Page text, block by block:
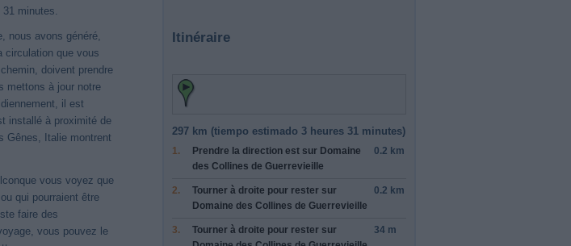
minutes.
nous avons généré,
circulation que vous
doivent prendre
mettons à jour notre
il est
installé à proximité de
Gênes, Italie montrent
vous voyez que
qui pourraient être
faire des
vous pouvez le
Itinéraire
297 km (tiempo estimado 3 heures 31 minutes)
1. Prendre la direction est sur Domaine
des Collines de Guerrevieille
0.2 km
2. Tourner à droite pour rester sur
Domaine des Collines de Guerrevieille
0.2 km
3. Tourner à droite pour rester sur
34 m
trouvés
à jour entreSte Maxime, Sainte-Maxime, Franceet
en voiture. Cliquez sur le bouton "Recharger
fermer cet avis. Merci!